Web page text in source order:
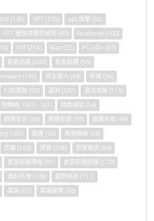
(145) APT (105) apt 攻擊 (83)
APT 進階持續性威脅 (93) facebook (100)
IOT (218) Mac (52) PC-cillin (87)
勒索病毒 (302) 勒索軟體 (56)
(196) 安全達人 (64) 手機 (96)
打詐週報 (52) 漏洞 (107) 漏洞攻擊 (115)
物聯網（IoT） (67) 社群網站 (54)
網路安全 (58) 網路犯罪 (55) 網路釣魚 (69)
(167) 臉書 (92) 萬物聯網 (69)
詐騙 (160) 資安 (208) 資安報告 (84)
資安新聞周報 (91) 資安新聞週報 (170)
資料外洩 (138) 趨勢科技 (113)
雲端 (67) 雲端運算 (90)